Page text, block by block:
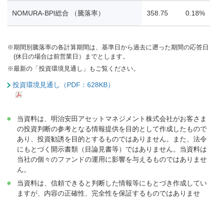
NOMURA-BPI総合 （騰落率） 358.75 0.18%
※期間別騰落率の各計算期間は、基準日から過去に遡った期間の応答日
(休日の場合は前営業日）までとします。
※最新の「投資環境見通し」もご覧ください。
投資環境見通し（PDF：628KB）
当資料は、明治安田アセットマネジメント株式会社がお客さま
の投資判断の参考となる情報提供を目的として作成したもので
あり、投資勧誘を目的とするものではありません。また、法令
にもとづく開示書類（目論見書等）ではありません。当資料は
当社の個々のファンドの運用に影響を与えるものではありませ
ん。
当資料は、信頼できると判断した情報等にもとづき作成してい
ますが、内容の正確性、完全性を保証するものではありませ